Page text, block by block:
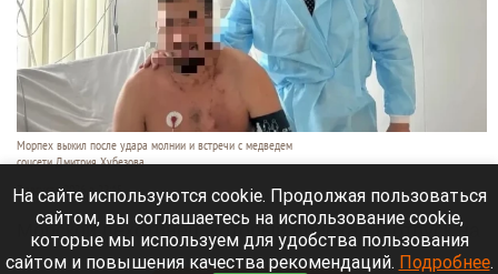
Морпех выжил после удара молнии и встречи с медведем
соцсети Дмитрия Хубезова
7 августа 2026 в 22:15
Морской пехотинец, который приехал в отпуск на
Алтай, пережил чудовищную серию событий.
На сайте используются cookie. Продолжая пользоваться
сайтом, вы соглашаетесь на использование cookie,
которые мы используем для удобства пользования
сайтом и повышения качества рекомендаций. Подробнее.